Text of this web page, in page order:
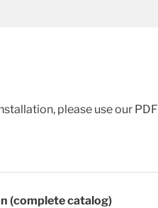
please use our PDF
(complete catalog)